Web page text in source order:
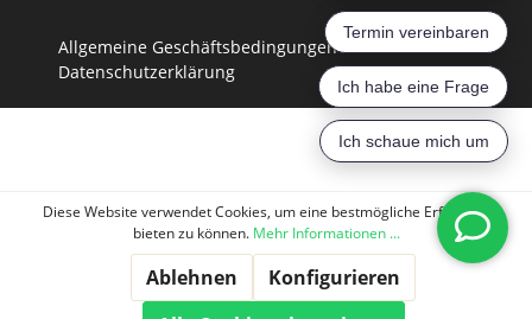
Allgemeine Geschäftsbedingungen
Datenschutzerklärung
Diese Website verwendet Cookies, um eine bestmögliche Erfahrung
bieten zu können. Mehr Informationen ...
Ablehnen
Konfigurieren